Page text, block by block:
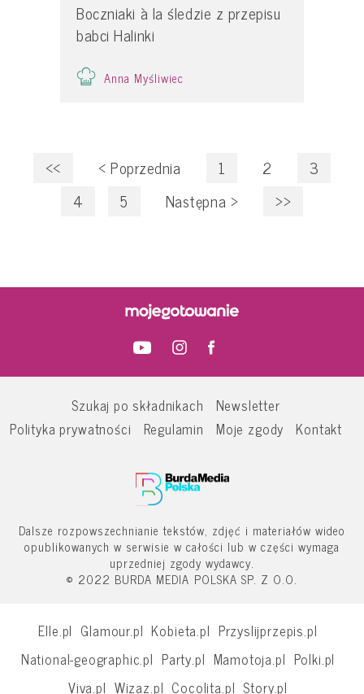
Boczniaki à la śledzie z przepisu
babci Halinki
Anna Myśliwiec
<< < Poprzednia 1 2
3
4
5 Następna > >>
Szukaj po składnikach
Newsletter
Polityka prywatności
Regulamin Moje zgody Kontakt
Dalsze rozpowszechnianie tekstów, zdjęć i materiałów wideo
opublikowanych w serwisie w całości lub w części wymaga
uprzedniej zgody wydawcy.
© 2022 BURDA MEDIA POLSKA SP. Z O.O.
Elle.pl Glamour.pl Kobieta.pl Przyslijprzepis.pl
National-geographic.pl Party.pl Mamotoja.pl Polki.pl
Viva.pl Wizaz.pl Cocolita.pl Story.pl